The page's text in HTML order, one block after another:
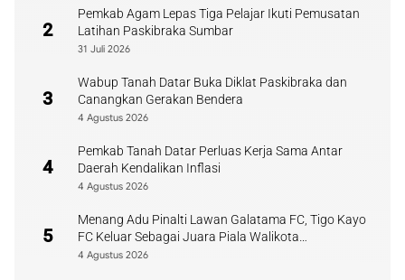
2
Pemkab Agam Lepas Tiga Pelajar Ikuti Pemusatan
Latihan Paskibraka Sumbar
31 Juli 2026
3
Wabup Tanah Datar Buka Diklat Paskibraka dan
Canangkan Gerakan Bendera
4 Agustus 2026
4
Pemkab Tanah Datar Perluas Kerja Sama Antar
Daerah Kendalikan Inflasi
4 Agustus 2026
5
Menang Adu Pinalti Lawan Galatama FC, Tigo Kayo
FC Keluar Sebagai Juara Piala Walikota
Payakumbuh
4 Agustus 2026